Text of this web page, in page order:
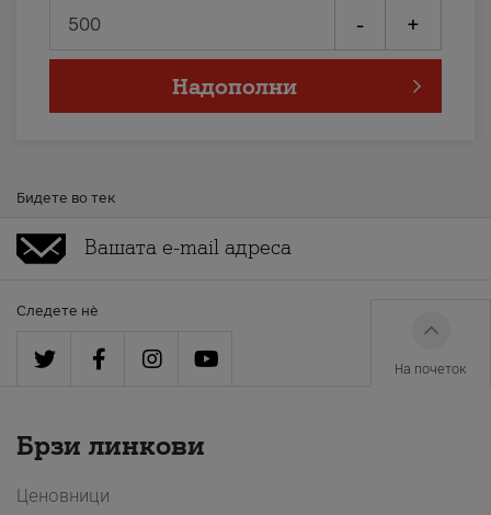
- +
Надополни
Бидете во тек
Следете нè
На почеток
Брзи линкови
Ценовници